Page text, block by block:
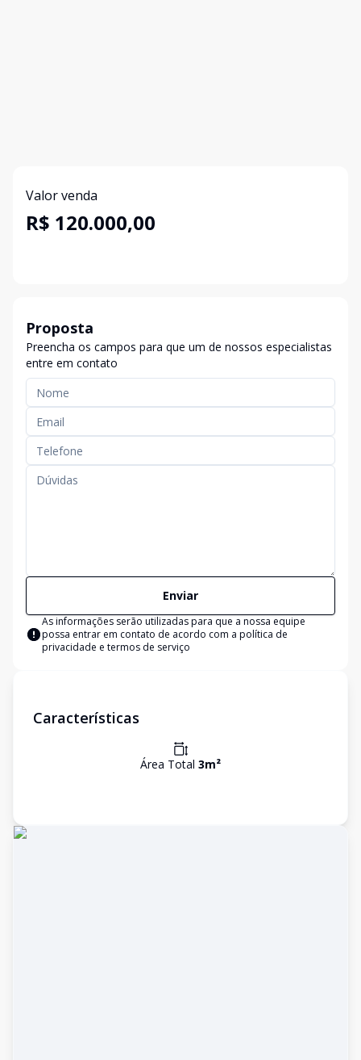
Valor venda
R$ 120.000,00
Proposta
Preencha os campos para que um de nossos especialistas
entre em contato
Enviar
As informações serão utilizadas para que a nossa equipe
possa entrar em contato de acordo com a política de
privacidade e termos de serviço
Características
Área Total 3m²